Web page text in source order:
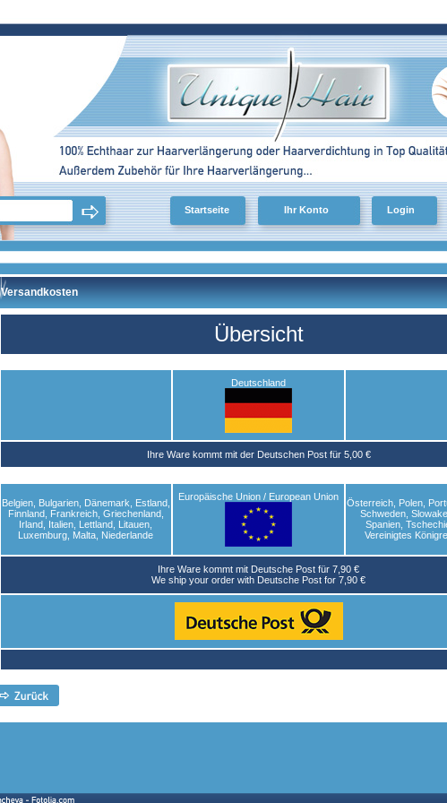
Startseite Ihr Konto Login
Versandkosten
Übersicht
Deutschland
Ihre Ware kommt mit der Deutschen Post für 5,00 €
Belgien, Bulgarien, Dänemark, Estland,
Finnland, Frankreich, Griechenland,
Irland, Italien, Lettland, Litauen,
Luxemburg, Malta, Niederlande
Europäische Union / European Union
Österreich, Polen,
Schweden,
Spanien,
Vereinigtes
Ihre Ware kommt mit Deutsche Post für 7,90 €
We ship your order with Deutsche Post for 7,90 €